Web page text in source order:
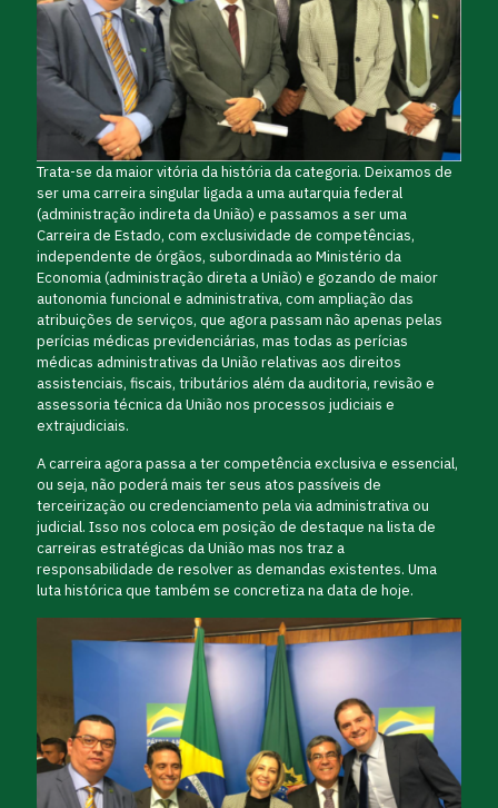
Trata-se da maior vitória da história da categoria. Deixamos de
ser uma carreira singular ligada a uma autarquia federal
(administração indireta da União) e passamos a ser uma
Carreira de Estado, com exclusividade de competências,
independente de órgãos, subordinada ao Ministério da
Economia (administração direta a União) e gozando de maior
autonomia funcional e administrativa, com ampliação das
atribuições de serviços, que agora passam não apenas pelas
perícias médicas previdenciárias, mas todas as perícias
médicas administrativas da União relativas aos direitos
assistenciais, fiscais, tributários além da auditoria, revisão e
assessoria técnica da União nos processos judiciais e
extrajudiciais.
A carreira agora passa a ter competência exclusiva e essencial,
ou seja, não poderá mais ter seus atos passíveis de
terceirização ou credenciamento pela via administrativa ou
judicial. Isso nos coloca em posição de destaque na lista de
carreiras estratégicas da União mas nos traz a
responsabilidade de resolver as demandas existentes. Uma
luta histórica que também se concretiza na data de hoje.